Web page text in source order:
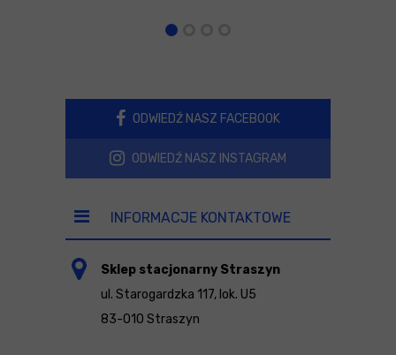
ODWIEDŹ NASZ FACEBOOK
ODWIEDŹ NASZ INSTAGRAM
INFORMACJE KONTAKTOWE
Sklep stacjonarny Straszyn
ul. Starogardzka 117, lok. U5
83-010 Straszyn